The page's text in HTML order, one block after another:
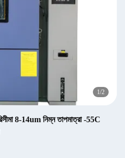
1/2
8-14um নিম্ন তাপমাত্রা -55C